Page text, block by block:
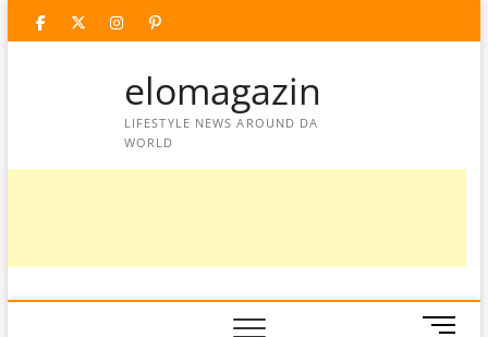
facebooktwitter
instagram
googleplus
pinterest
elomagazin
LIFESTYLE NEWS AROUND DA
WORLD
M